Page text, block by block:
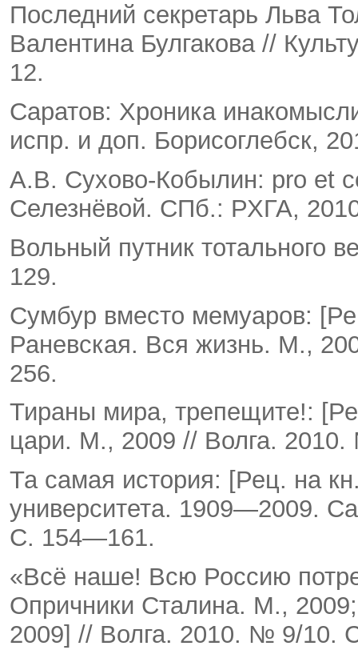
Последний секретарь Льва
Валентина Булгакова //
12.
Саратов: Хроника
испр. и доп. Борисоглебск,
А.В. Сухово-Кобылин: pro et
Селезнёвой. СПб.: РХГА,
Вольный путник
129.
Сумбур вместо мемуаров:
Раневская. Вся жизнь. М.,
256.
Тираны мира, трепещите!:
цари. М., 2009 // Волга.
Та самая история: [Рец. на
университета. 1909—2009.
С. 154—161.
«Всё наше! Всю Россию
Опричники Стали­на. М.,
2009] // Волга. 2010. № 9/10.